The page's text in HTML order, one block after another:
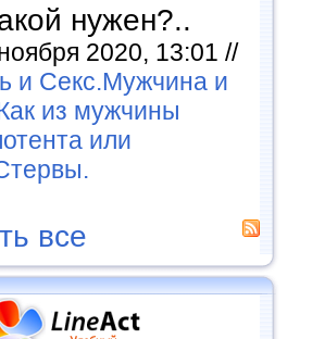
нужен?..
2020, 13:01 //
и Секс.Мужчина и
из мужчины
или
все